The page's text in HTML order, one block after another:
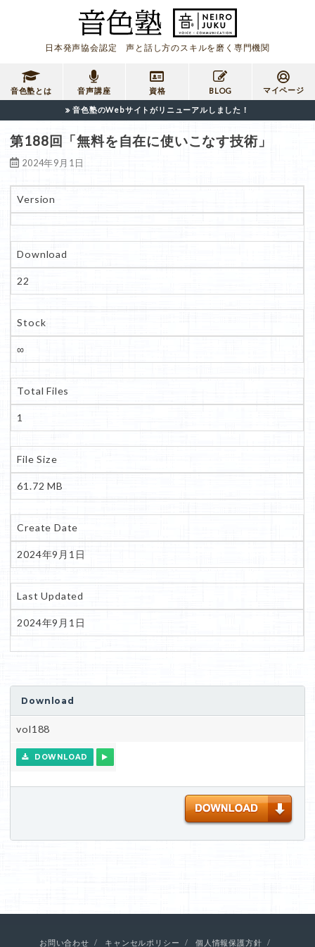
日本発声協会認定 声と話し方のスキルを磨く専門機関
音色塾とは 音声講座 資格 BLOG マイページ
音色塾のWebサイトがリニューアルしました！
第188回「無料を自在に使いこなす技術」
2024年9月1日
Version
Download
22
Stock
∞
Total Files
1
File Size
61.72 MB
Create Date
2024年9月1日
Last Updated
2024年9月1日
Download
vol188
DOWNLOAD
お問い合わせ キャンセルポリシー 個人情報保護方針